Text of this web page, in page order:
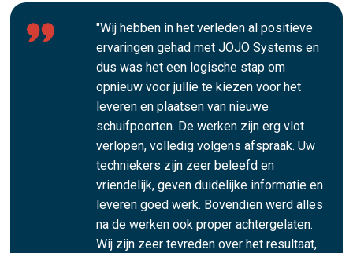
"Wij hebben in het verleden al positieve
ervaringen gehad met JOJO Systems en
dus was het een logische stap om
opnieuw voor jullie te kiezen voor het
leveren en plaatsen van nieuwe
schuifpoorten. De werken zijn erg vlot
verlopen, volledig volgens afspraak. Uw
techniekers zijn zeer beleefd en
vriendelijk, geven duidelijke informatie en
leveren goed werk. Bovendien werd alles
na de werken ook proper achtergelaten.
Wij zijn zeer tevreden over het resultaat,